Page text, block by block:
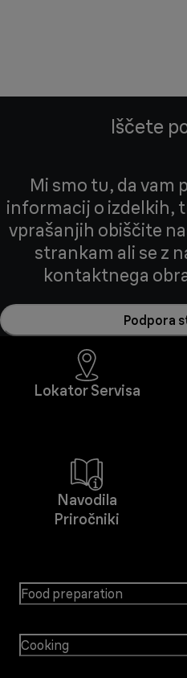
Iščete
Mi smo tu, da vam
informacij o izdelkih,
vprašanjih obiščite
strankam ali se z
kontaktnega
Podpora
Lokator Servisa
Navodila
Priročniki
Food preparation
Cooking